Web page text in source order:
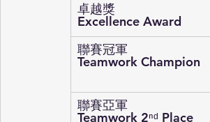
卓越獎
Excellence Award
聯賽冠軍
Teamwork Champion
聯賽亞軍
Teamwork 2ⁿᵈ Place